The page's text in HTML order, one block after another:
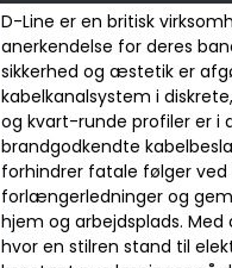
D-Line er en britisk
anerkendelse for deres
sikkerhed og æstetik er
kabelkanalsystem i
og kvart-runde profiler er i
brandgodkendte
forhindrer fatale følger ved
forlængerledninger og
hjem og arbejdsplads.
hvor en stilren stand til